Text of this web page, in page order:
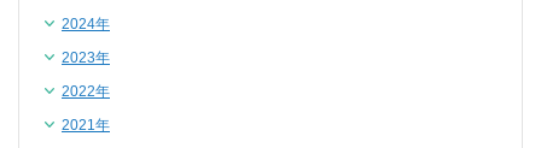
2024年
2023年
2022年
2021年